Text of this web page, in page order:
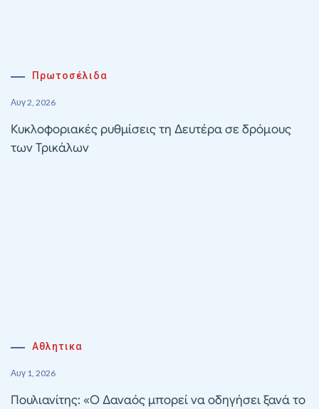
Πρωτοσέλιδα
Αυγ 2, 2026
Κυκλοφοριακές ρυθμίσεις τη Δευτέρα σε δρόμους
των Τρικάλων
Αθλητικα
Αυγ 1, 2026
Πουλιανίτης: «Ο Δαναός μπορεί να οδηγήσει ξανά το